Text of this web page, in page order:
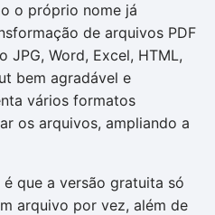
o próprio nome já
de arquivos PDF
Word, Excel, HTML,
bem agradável e
vários formatos
os arquivos, ampliando a
que a versão gratuita só
arquivo por vez, além de